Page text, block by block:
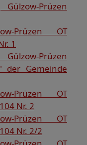
Gülzow-Prüzen
Prüzen OT
1
Prüzen
der Gemeinde
Prüzen OT
Nr. 2
Prüzen OT
Nr. 2/2